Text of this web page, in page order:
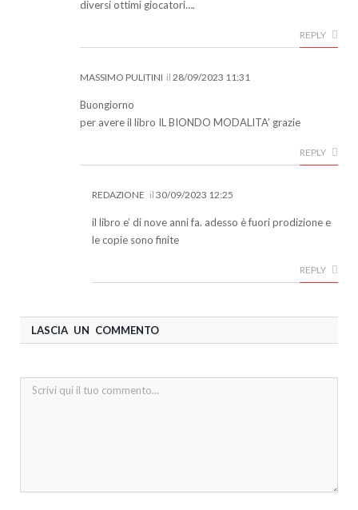
diversi ottimi giocatori….
REPLY
MASSIMO PULITINI il 28/09/2023 11:31
Buongiorno
per avere il libro IL BIONDO MODALITA’ grazie
REPLY
REDAZIONE il 30/09/2023 12:25
il libro e’ di nove anni fa. adesso è fuori prodizione e
le copie sono finite
REPLY
LASCIA UN COMMENTO